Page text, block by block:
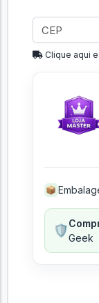
Clique aqui
📦
🛡️
Geek